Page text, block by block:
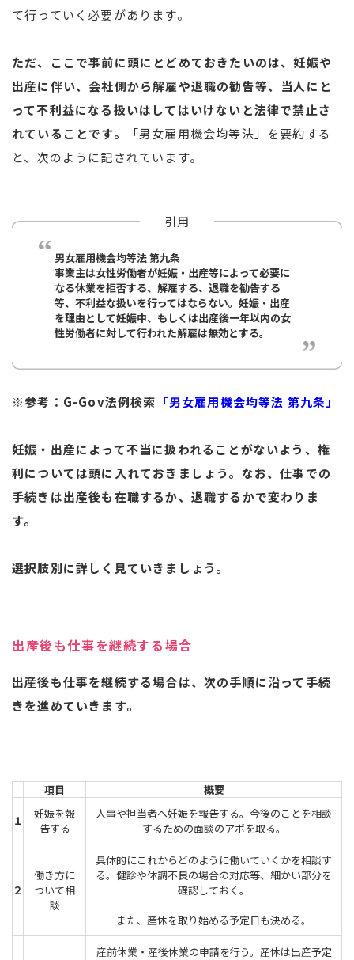
て行っていく必要があります。
ただ、ここで事前に頭にとどめておきたいのは、妊娠や
出産に伴い、会社側から解雇や退職の勧告等、当人にと
って不利益になる扱いはしてはいけないと法律で禁止さ
れていることです。
「男女雇用機会均等法」を要約する
と、次のように記されています。
引用
男女雇用機会均等法 第九条
事業主は女性労働者が妊娠・出産等によって必要に
なる休業を拒否する、解雇する、退職を勧告する
等、不利益な扱いを行ってはならない。妊娠・出産
を理由として妊娠中、もしくは出産後一年以内の女
性労働者に対して行われた解雇は無効とする。
※参考：G-Gov法例検索 「男女雇用機会均等法 第九条」
妊娠・出産によって不当に扱われることがないよう、権
利については頭に入れておきましょう。なお、仕事での
手続きは出産後も在職するか、退職するかで変わりま
す。
選択肢別に詳しく見ていきましょう。
出産後も仕事を継続する場合
出産後も仕事を継続する場合は、次の手順に沿って手続
きを進めていきます。
項目 概要
１
妊娠を報
告する
人事や担当者へ妊娠を報告する。今後のことを相談
するための面談のアポを取る。
２
働き方に
ついて相
談
具体的にこれからどのように働いていくかを相談す
る。健診や体調不良の場合の対応等、細かい部分を
確認しておく。
また、産休を取り始める予定日も決める。
産前休業・産後休業の申請を行う。産休は出産予定